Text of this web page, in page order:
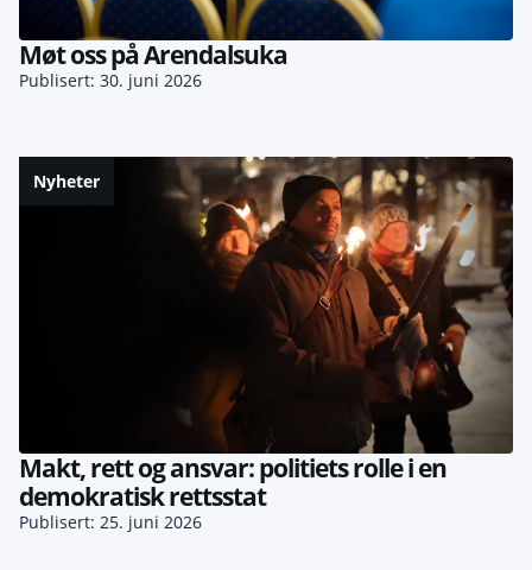
Møt oss på Arendalsuka
Publisert: 30. juni 2026
Nyheter
Makt, rett og ansvar: politiets rolle i en
demokratisk rettsstat
Publisert: 25. juni 2026